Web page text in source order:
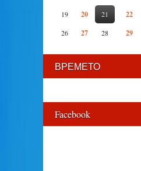
19 20 21 22
26
27 28 29
ВРЕМЕТО
Facebook